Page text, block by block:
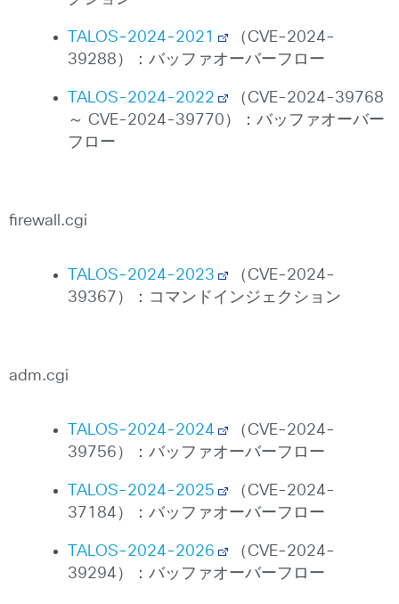
TALOS-2024-2021
（CVE-2024-
39288）：バッファオーバーフロー
TALOS-2024-2022
（CVE-2024-39768
～ CVE-2024-39770）：バッファオーバー
フロー
firewall.cgi
TALOS-2024-2023
（CVE-2024-
39367）：コマンドインジェクション
adm.cgi
TALOS-2024-2024
（CVE-2024-
39756）：バッファオーバーフロー
TALOS-2024-2025
（CVE-2024-
37184）：バッファオーバーフロー
TALOS-2024-2026
（CVE-2024-
39294）：バッファオーバーフロー